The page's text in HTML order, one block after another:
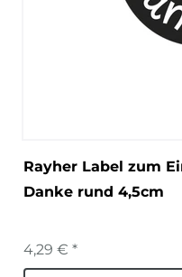
Rayher Label zum
Danke rund 4,5cm
4,29 € *